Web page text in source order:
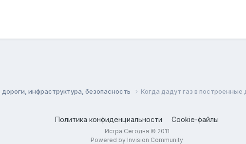
инфраструктура, безопасность Когда дадут газ в построенные
Политика конфиденциальности Cookie-файлы
Истра.Сегодня © 2011
Powered by Invision Community